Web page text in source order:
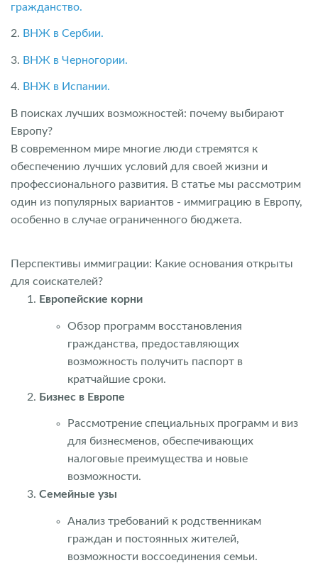
гражданство.
2. ВНЖ в Сербии.
3. ВНЖ в Черногории.
4. ВНЖ в Испании.
В поисках лучших возможностей: почему выбирают
Европу?
В современном мире многие люди стремятся к
обеспечению лучших условий для своей жизни и
профессионального развития. В статье мы рассмотрим
один из популярных вариантов - иммиграцию в Европу,
особенно в случае ограниченного бюджета.
Перспективы иммиграции: Какие основания открыты
для соискателей?
Европейские корни
Обзор программ восстановления
гражданства, предоставляющих
возможность получить паспорт в
кратчайшие сроки.
Бизнес в Европе
Рассмотрение специальных программ и виз
для бизнесменов, обеспечивающих
налоговые преимущества и новые
возможности.
Семейные узы
Анализ требований к родственникам
граждан и постоянных жителей,
возможности воссоединения семьи.